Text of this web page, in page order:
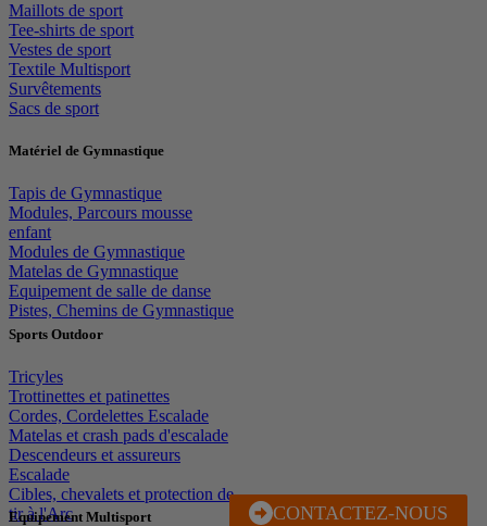
J'EN PROFITE
CONTACTEZ-NOUS
Maillots de sport
Tee-shirts de sport
Vestes de sport
Textile Multisport
Survêtements
Sacs de sport
Matériel de Gymnastique
Tapis de Gymnastique
Modules, Parcours mousse
enfant
Modules de Gymnastique
Matelas de Gymnastique
Equipement de salle de danse
Pistes, Chemins de Gymnastique
Sports Outdoor
Tricyles
Trottinettes et patinettes
Cordes, Cordelettes Escalade
Matelas et crash pads d'escalade
Descendeurs et assureurs
Escalade
Cibles, chevalets et protection de
tir à l'Arc
Equipement Multisport